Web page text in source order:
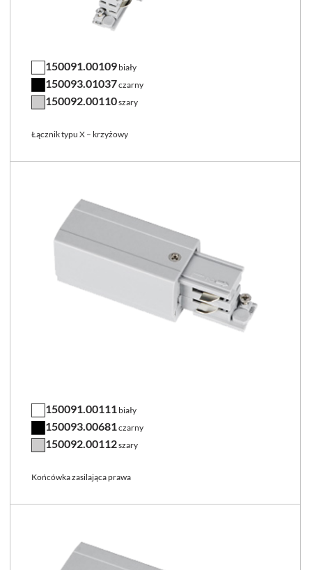
150091.00109 biały
150093.01037czarny
150092.00110szary
Łącznik typu X – krzyżowy
150091.00111 biały
150093.00681 czarny
150092.00112szary
Końcówka zasilająca prawa